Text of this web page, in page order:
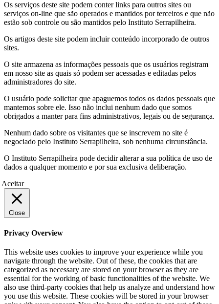
Os serviços deste site podem conter links para outros sites ou
serviços on-line que são operados e mantidos por terceiros e que não
estão sob controle ou são mantidos pelo Instituto Serrapilheira.
Os artigos deste site podem incluir conteúdo incorporado de outros
sites.
O site armazena as informações pessoais que os usuários registram
em nosso site as quais só podem ser acessadas e editadas pelos
administradores do site.
O usuário pode solicitar que apaguemos todos os dados pessoais que
mantemos sobre ele. Isso não inclui nenhum dado que somos
obrigados a manter para fins administrativos, legais ou de segurança.
Nenhum dado sobre os visitantes que se inscrevem no site é
negociado pelo Instituto Serrapilheira, sob nenhuma circunstância.
O Instituto Serrapilheira pode decidir alterar a sua política de uso de
dados a qualquer momento e por sua exclusiva deliberação.
Aceitar
Close
Privacy Overview
This website uses cookies to improve your experience while you
navigate through the website. Out of these, the cookies that are
categorized as necessary are stored on your browser as they are
essential for the working of basic functionalities of the website. We
also use third-party cookies that help us analyze and understand how
you use this website. These cookies will be stored in your browser